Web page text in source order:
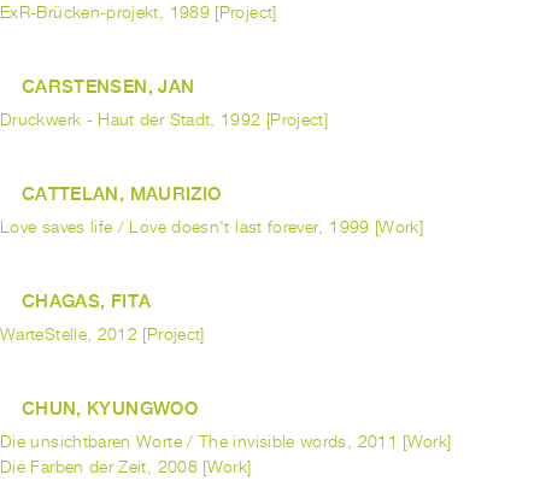
ExR-Brücken-projekt, 1989 [Project]
CARSTENSEN, JAN
Druckwerk - Haut der Stadt, 1992 [Project]
CATTELAN, MAURIZIO
Love saves life / Love doesn't last forever, 1999 [Work]
CHAGAS, FITA
WarteStelle, 2012 [Project]
CHUN, KYUNGWOO
Die unsichtbaren Worte / The invisible words, 2011 [Work]
Die Farben der Zeit, 2008 [Work]